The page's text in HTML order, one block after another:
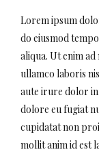
Lorem ipsum
do eiusmod
aliqua. Ut enim
ullamco laboris
aute irure dolor
dolore eu fugiat
cupidatat non
mollit anim id est